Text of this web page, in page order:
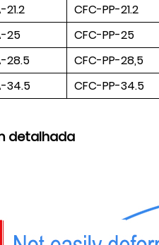
21.2
CFC-PP-21.2
25
CFC-PP-25
28.5
CFC-PP-28,5
34.5
CFC-PP-34.5
detalhada